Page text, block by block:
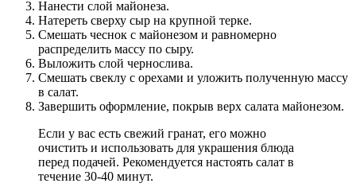
Нанести слой майонеза.
Натереть сверху сыр на крупной терке.
Смешать чеснок с майонезом и равномерно
распределить массу по сыру.
Выложить слой чернослива.
Смешать свеклу с орехами и уложить полученную массу
в салат.
Завершить оформление, покрыв верх салата майонезом.
Если у вас есть свежий гранат, его можно
очистить и использовать для украшения блюда
перед подачей. Рекомендуется настоять салат в
течение 30-40 минут.